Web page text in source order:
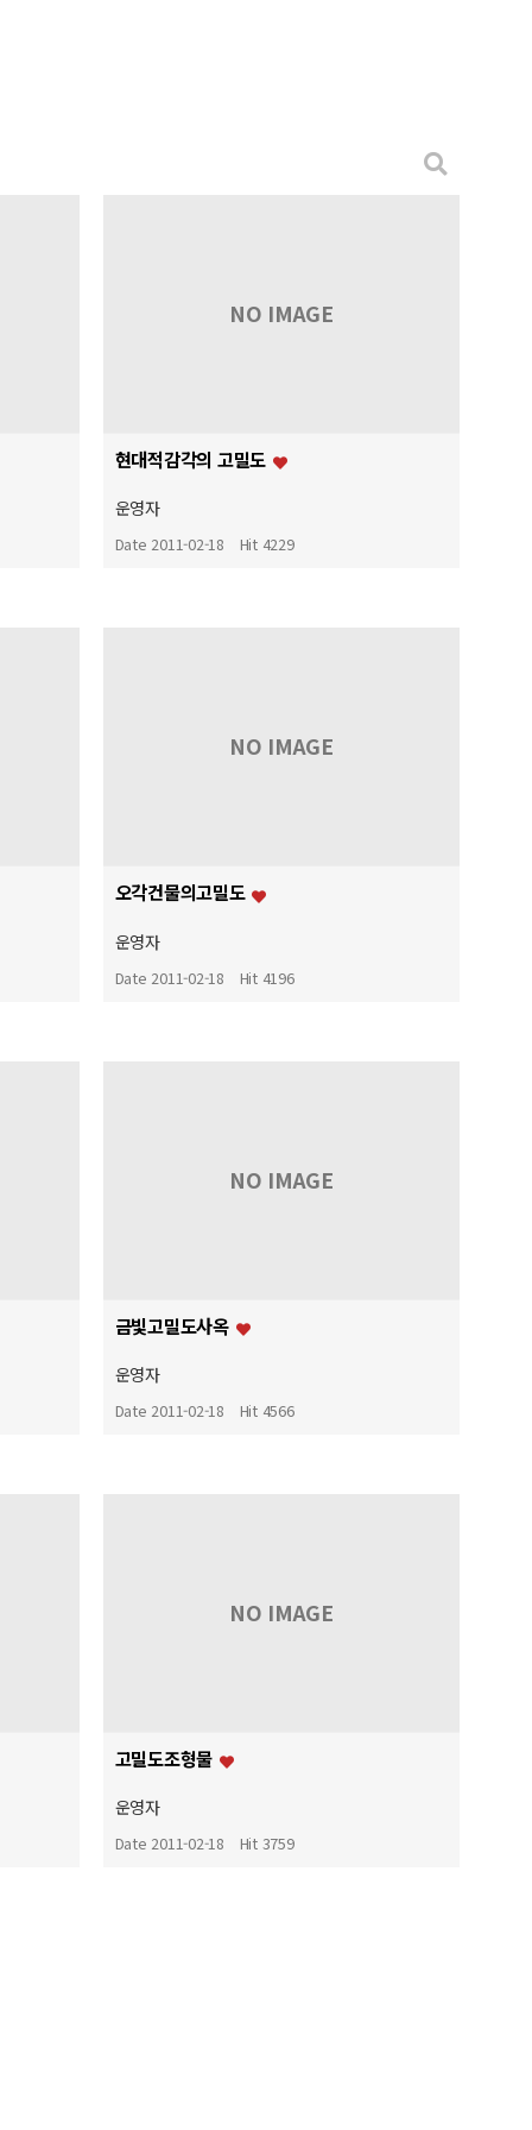
NO IMAGE
현대적감각의 고밀도
운영자
Date 2011-02-18 Hit 4229
NO IMAGE
오각건물의고밀도
운영자
Date 2011-02-18 Hit 4196
NO IMAGE
금빛고밀도사옥
운영자
Date 2011-02-18 Hit 4566
NO IMAGE
고밀도조형물
운영자
Date 2011-02-18 Hit 3759